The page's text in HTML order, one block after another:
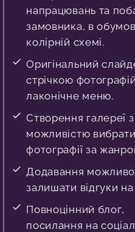
напрацювань та
замовника, в
колірній схемі.
Оригінальний
стрічкою
лаконічне меню.
Створення галереї з
можливістю вибрати
фотографії за
Додавання
залишати відгуки на
Повноцінний блог,
посилання на